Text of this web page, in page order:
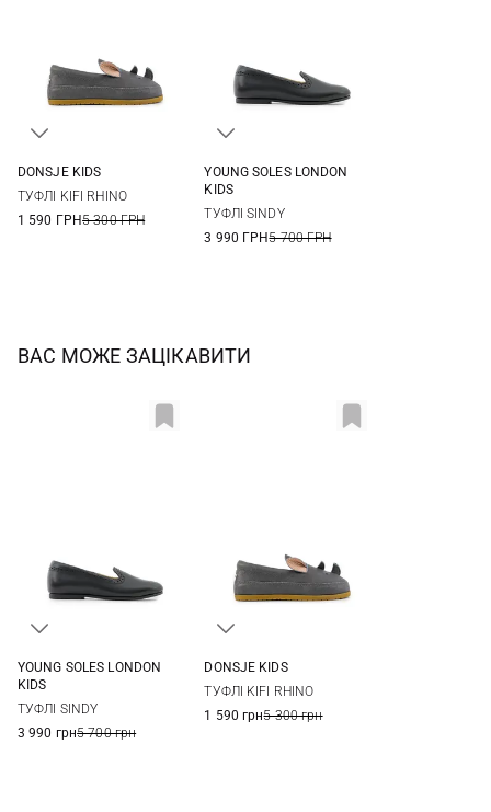
DONSJE KIDS
ТУФЛІ KIFI RHINO
1 590 ГРН5 300 ГРН
27
31
32
35
36 37
YOUNG SOLES LONDON
KIDS
ТУФЛІ SINDY
3 990 ГРН5 700 ГРН
ВАС МОЖЕ ЗАЦІКАВИТИ
27
31
32
35
36 37
YOUNG SOLES LONDON
KIDS
ТУФЛІ SINDY
3 990 грн5 700 грн
DONSJE KIDS
ТУФЛІ KIFI RHINO
1 590 грн5 300 грн